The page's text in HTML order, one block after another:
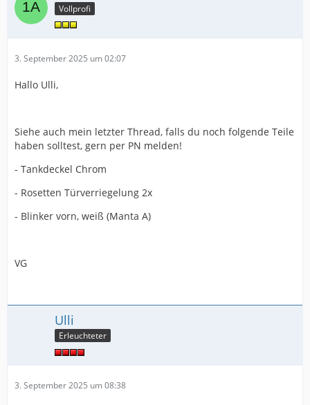
Vollprofi
3. September 2025 um 02:07
Hallo Ulli,
Siehe auch mein letzter Thread, falls du noch folgende Teile
haben solltest, gern per PN melden!
- Tankdeckel Chrom
- Rosetten Türverriegelung 2x
- Blinker vorn, weiß (Manta A)
VG
Ulli
Erleuchteter
3. September 2025 um 08:38